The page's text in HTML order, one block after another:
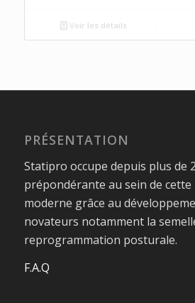
Voir les détails
PRÉSENTATION
Statipro occupe depuis plus de
prépondérante au sein de cette
moderne grâce au
novateurs notamment la
reprogrammation posturale.
F.A.Q